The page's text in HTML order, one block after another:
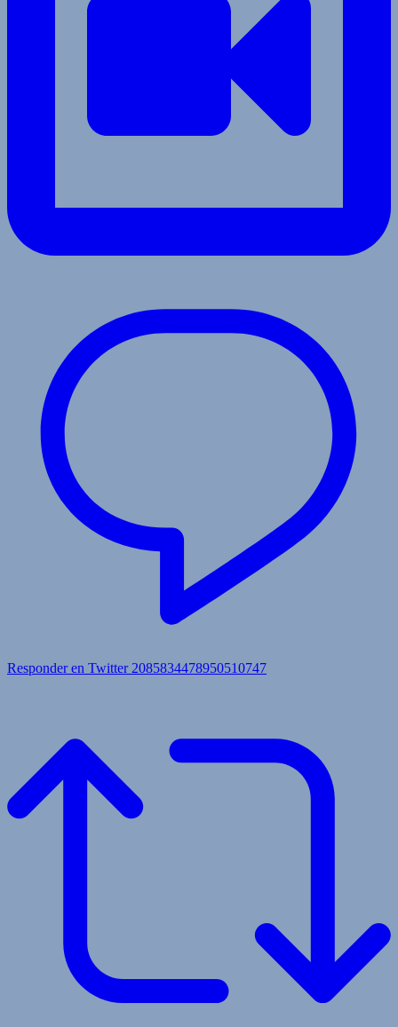
Responder en Twitter 2085834478950510747